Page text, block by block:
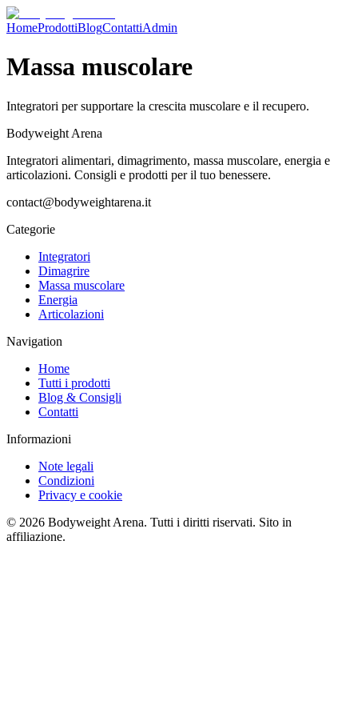
HomeProdottiBlogContattiAdmin
Massa muscolare
Integratori per supportare la crescita muscolare e il recupero.
Bodyweight Arena
Integratori alimentari, dimagrimento, massa muscolare, energia e
articolazioni. Consigli e prodotti per il tuo benessere.
contact@bodyweightarena.it
Categorie
Integratori
Dimagrire
Massa muscolare
Energia
Articolazioni
Navigation
Home
Tutti i prodotti
Blog & Consigli
Contatti
Informazioni
Note legali
Condizioni
Privacy e cookie
© 2026 Bodyweight Arena. Tutti i diritti riservati. Sito in
affiliazione.